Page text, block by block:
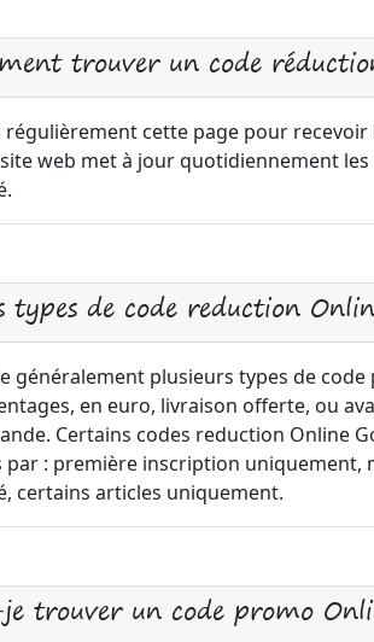
trouver un code
régulièrement cette page pour
web met à jour quotidiennement
types de code reduction
généralement plusieurs types de
en euro, livraison offerte, ou
Certains codes reduction Online
par : première inscription
certains articles uniquement.
trouver un code promo